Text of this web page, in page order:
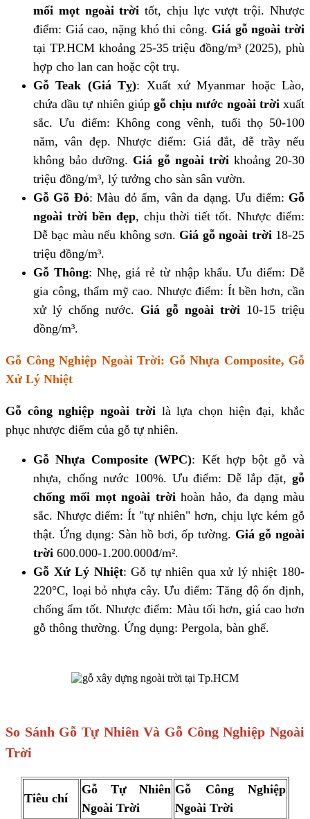
mối mọt ngoài trời tốt, chịu lực vượt trội. Nhược
điểm: Giá cao, nặng khó thi công. Giá gỗ ngoài trời
tại TP.HCM khoảng 25-35 triệu đồng/m³ (2025), phù
hợp cho lan can hoặc cột trụ.
Gỗ Teak (Giá Tỵ): Xuất xứ Myanmar hoặc Lào,
chứa dầu tự nhiên giúp gỗ chịu nước ngoài trờixuất
sắc. Ưu điểm: Không cong vênh, tuổi thọ 50-100
năm, vân đẹp. Nhược điểm: Giá đắt, dễ trầy nếu
không bảo dưỡng. Giá gỗ ngoài trờikhoảng 20-30
triệu đồng/m³, lý tưởng cho sàn sân vườn.
Gỗ Gõ Đỏ: Màu đỏ ấm, vân đa dạng. Ưu điểm: Gỗ
ngoài trời bền đẹp, chịu thời tiết tốt. Nhược điểm:
Dễ bạc màu nếu không sơn. Giá gỗ ngoài trời18-25
triệu đồng/m³.
Gỗ Thông: Nhẹ, giá rẻ từ nhập khẩu. Ưu điểm: Dễ
gia công, thẩm mỹ cao. Nhược điểm: Ít bền hơn, cần
xử lý chống nước. Giá gỗ ngoài trời 10-15 triệu
đồng/m³.
Gỗ Công Nghiệp Ngoài Trời: Gỗ Nhựa Composite, Gỗ
Xử Lý Nhiệt
Gỗ công nghiệp ngoài trời là lựa chọn hiện đại, khắc
phục nhược điểm của gỗ tự nhiên.
Gỗ Nhựa Composite (WPC): Kết hợp bột gỗ và
nhựa, chống nước 100%. Ưu điểm: Dễ lắp đặt, gỗ
chống mối mọt ngoài trời hoàn hảo, đa dạng màu
sắc. Nhược điểm: Ít "tự nhiên" hơn, chịu lực kém gỗ
thật. Ứng dụng: Sàn hồ bơi, ốp tường. Giá gỗ ngoài
trời 600.000-1.200.000đ/m².
Gỗ Xử Lý Nhiệt: Gỗ tự nhiên qua xử lý nhiệt 180-
220°C, loại bỏ nhựa cây. Ưu điểm: Tăng độ ổn định,
chống ẩm tốt. Nhược điểm: Màu tối hơn, giá cao hơn
gỗ thông thường. Ứng dụng: Pergola, bàn ghế.
So Sánh Gỗ Tự Nhiên Và Gỗ Công Nghiệp Ngoài
Trời
Tiêu chí
Gỗ Tự Nhiên
Ngoài Trời
Gỗ Công Nghiệp
Ngoài Trời